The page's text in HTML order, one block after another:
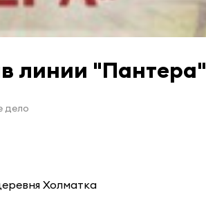
линии "Пантера"
дело
Холматка